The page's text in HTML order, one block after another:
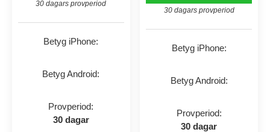
30 dagars provperiod
Betyg iPhone:
Betyg Android:
Provperiod:
30 dagar
30 dagars provperiod
Betyg iPhone:
Betyg Android:
Provperiod:
30 dagar